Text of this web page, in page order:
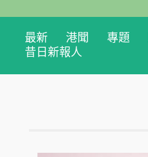
最新 港聞 專題
昔日新報人